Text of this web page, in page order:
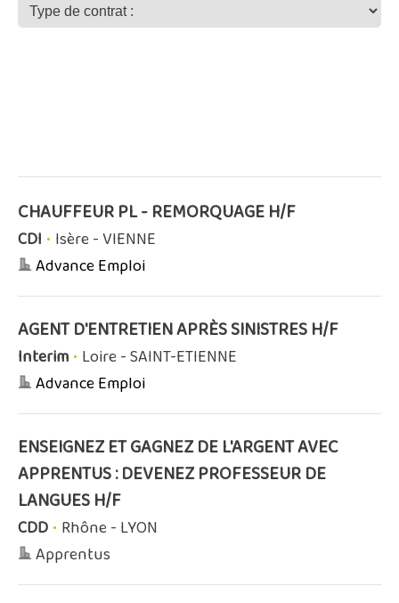
CHAUFFEUR PL - REMORQUAGE H/F
CDI • Isère - VIENNE
Advance Emploi
AGENT D'ENTRETIEN APRÈS SINISTRES H/F
Interim • Loire - SAINT-ETIENNE
Advance Emploi
ENSEIGNEZ ET GAGNEZ DE L'ARGENT AVEC
APPRENTUS : DEVENEZ PROFESSEUR DE
LANGUES H/F
CDD • Rhône - LYON
Apprentus